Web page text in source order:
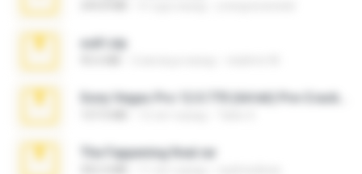
ouh!.zip
The Fappening final.rar